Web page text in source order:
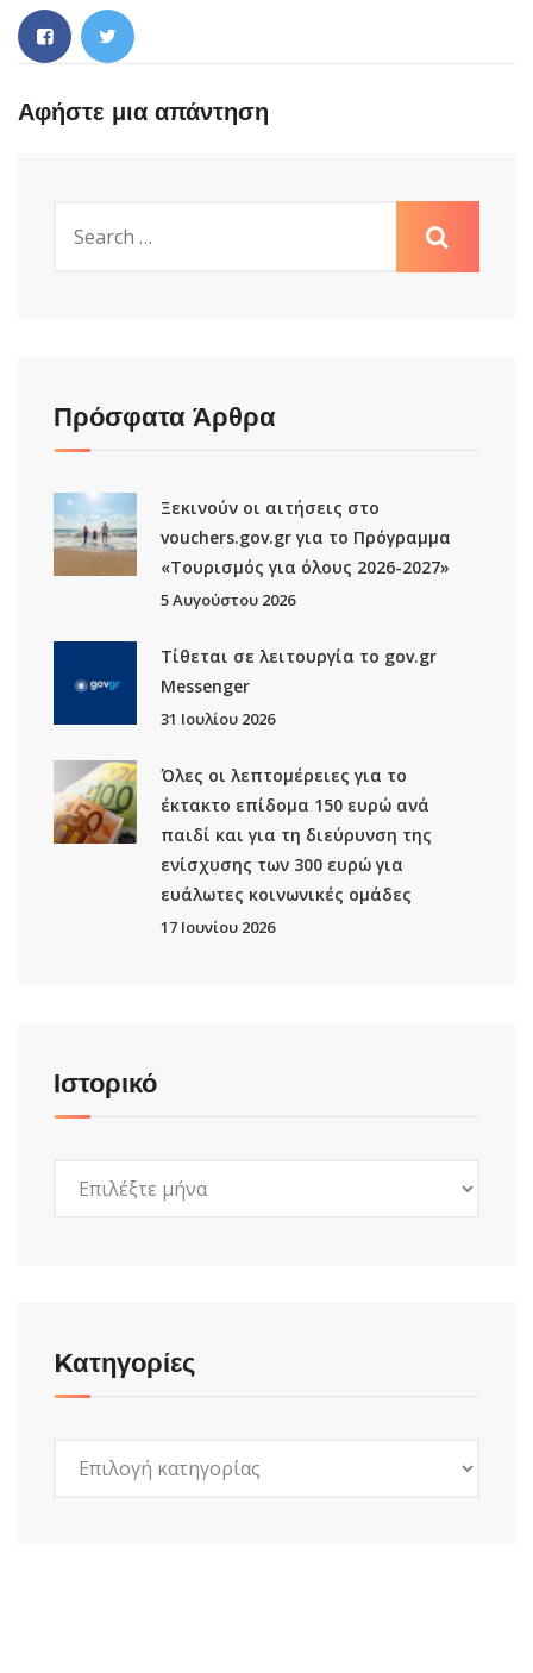
Αφήστε μια απάντηση
Πρόσφατα Άρθρα
Ξεκινούν οι αιτήσεις στο
vouchers.gov.gr για το Πρόγραμμα
«Τουρισμός για όλους 2026-2027»
5 Αυγούστου 2026
Τίθεται σε λειτουργία το gov.gr
Μessenger
31 Ιουλίου 2026
Όλες οι λεπτομέρειες για το
έκτακτο επίδομα 150 ευρώ ανά
παιδί και για τη διεύρυνση της
ενίσχυσης των 300 ευρώ για
ευάλωτες κοινωνικές ομάδες
17 Ιουνίου 2026
Ιστορικό
Kατηγορίες